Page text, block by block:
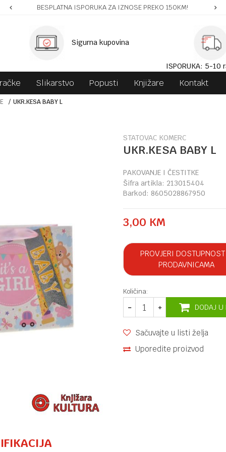
BESPLATNA ISPORUKA ZA IZNOSE PREKO 150KM!
Sigurna kupovina
ISPORUKA: 5-10
Slikarstvo Popusti Knjižare Kontakt
UKR.KESA BABY L
STATOVAC KOMERC
UKR.KESA BABY L
PAKOVANJE I ČESTITKE
Šifra artikla: 213015404
Barkod: 8605028867950
3,00 KM
PROVJERI
PRODAVNICAMA
Količina:
DODAJ U
Sačuvajte u listi želja
Uporedite proizvod